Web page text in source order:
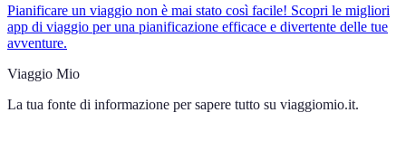
Pianificare un viaggio non è mai stato così facile! Scopri le migliori
app di viaggio per una pianificazione efficace e divertente delle tue
avventure.
Viaggio Mio
La tua fonte di informazione per sapere tutto su viaggiomio.it.